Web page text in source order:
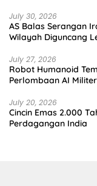
July 30, 2026
AS Balas Serangan
Wilayah Diguncang
July 27, 2026
Robot Humanoid
Perlombaan AI Militer
July 20, 2026
Cincin Emas 2.000
Perdagangan India